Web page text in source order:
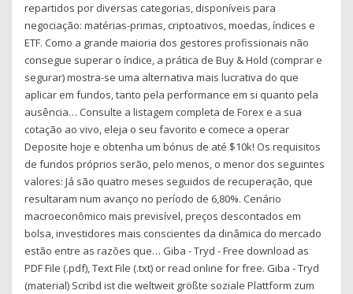
repartidos por diversas categorias, disponíveis para
negociação: matérias-primas, criptoativos, moedas, índices e
ETF. Como a grande maioria dos gestores profissionais não
consegue superar o índice, a prática de Buy & Hold (comprar e
segurar) mostra-se uma alternativa mais lucrativa do que
aplicar em fundos, tanto pela performance em si quanto pela
ausência… Consulte a listagem completa de Forex e a sua
cotação ao vivo, eleja o seu favorito e comece a operar
Deposite hoje e obtenha um bónus de até $10k! Os requisitos
de fundos próprios serão, pelo menos, o menor dos seguintes
valores: Já são quatro meses seguidos de recuperação, que
resultaram num avanço no período de 6,80%. Cenário
macroeconômico mais previsível, preços descontados em
bolsa, investidores mais conscientes da dinâmica do mercado
estão entre as razões que… Giba - Tryd - Free download as
PDF File (.pdf), Text File (.txt) or read online for free. Giba - Tryd
(material) Scribd ist die weltweit größte soziale Plattform zum